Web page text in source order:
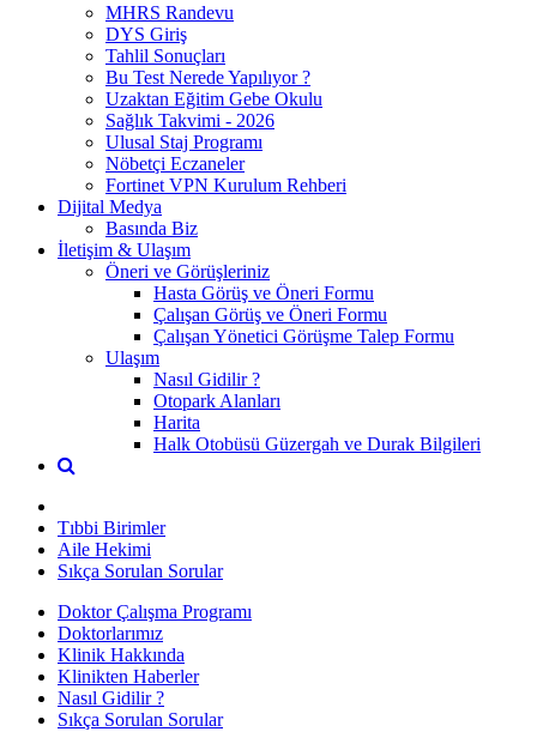
MHRS Randevu
DYS Giriş
Tahlil Sonuçları
Bu Test Nerede Yapılıyor ?
Uzaktan Eğitim Gebe Okulu
Sağlık Takvimi - 2026
Ulusal Staj Programı
Nöbetçi Eczaneler
Fortinet VPN Kurulum Rehberi
Dijital Medya
Basında Biz
İletişim & Ulaşım
Öneri ve Görüşleriniz
Hasta Görüş ve Öneri Formu
Çalışan Görüş ve Öneri Formu
Çalışan Yönetici Görüşme Talep Formu
Ulaşım
Nasıl Gidilir ?
Otopark Alanları
Harita
Halk Otobüsü Güzergah ve Durak Bilgileri
Tıbbi Birimler
Aile Hekimi
Sıkça Sorulan Sorular
Doktor Çalışma Programı
Doktorlarımız
Klinik Hakkında
Klinikten Haberler
Nasıl Gidilir ?
Sıkça Sorulan Sorular